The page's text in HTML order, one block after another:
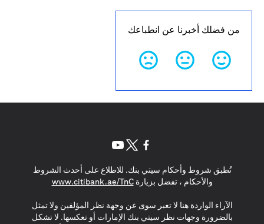
من فضلك أخبرنا عن انطباعك
تُطبق شروط وأحكام سيتي بنك. للاطلاع على أحدث الشروط
والأحكام ، تفضل بزيارةwww.citibank.ae/TnC
(opens in a new tab)
الآراء الواردة هنا لا تعبر سوى عن وجهة نظر المؤلفين ولا تمثل
بالضرورة وجهات نظر سيتي بنك الإمارات أو تعكسها. لا تشكل